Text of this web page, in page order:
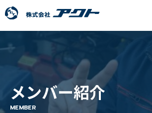
メンバー紹介
MEMBER
アクトについて
事業内容